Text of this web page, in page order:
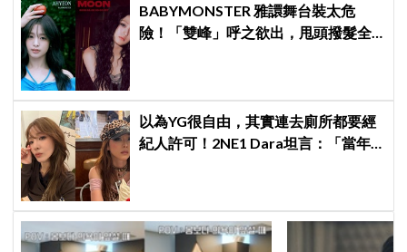
BABYMONSTER 雅譞舞台裝太危
險！「雙峰」呼之欲出，甩頭撥髮全
以為YG很自由，其實連去廁所都要經
紀人許可！2NE1 Dara坦言：「當年